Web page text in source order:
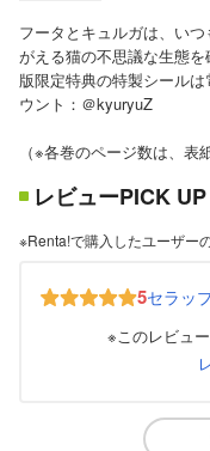
フータとキュルガは、い
がえる猫の不思議な生態
版限定特典の特製シール
ウント：＠kyuryuZ
（※各巻のページ数は、表
レビューPICK UP
※Renta!で購入したユーザー
5セラッ
※このレビュ